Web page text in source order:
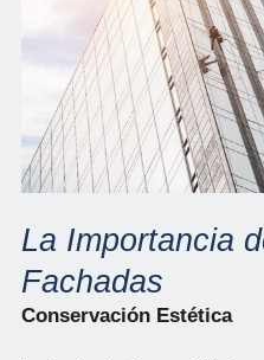
La Importancia
Fachadas
Conservación Estética